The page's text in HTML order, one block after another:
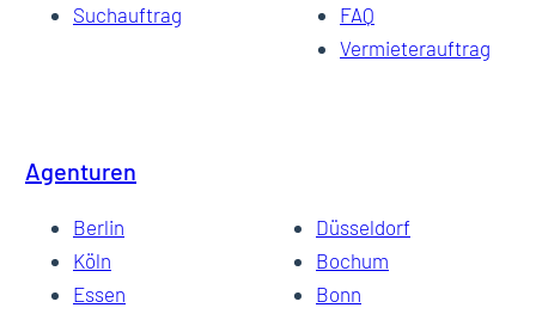
Suchauftrag
FAQ
Vermieterauftrag
Agenturen
Berlin
Düsseldorf
Köln
Bochum
Essen
Bonn